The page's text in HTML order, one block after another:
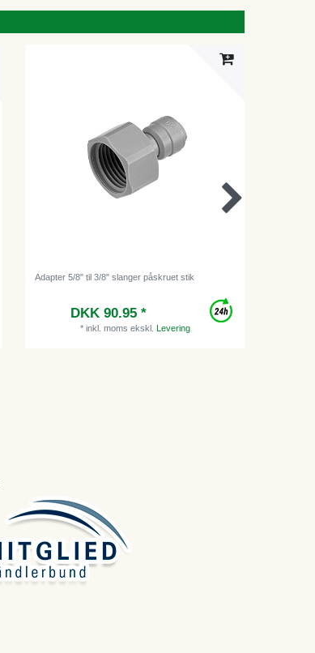
Adapter 5/8" til 3/8" slanger påskruet stik
DKK 90.95 *
* inkl. moms ekskl. Levering